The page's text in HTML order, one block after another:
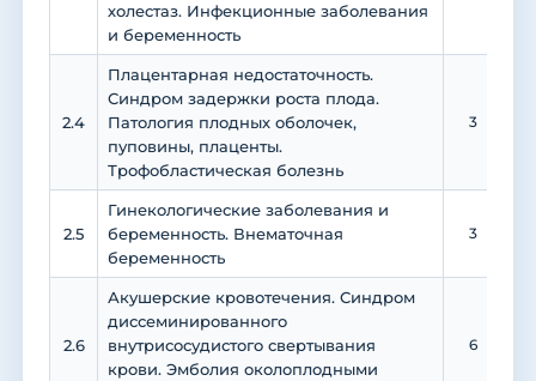
холестаз. Инфекционные заболевания
и беременность
2.4
Плацентарная недостаточность.
Синдром задержки роста плода.
Патология плодных оболочек,
пуповины, плаценты.
Трофобластическая болезнь
3
2.5
Гинекологические заболевания и
беременность. Внематочная
беременность
3
2.6
Акушерские кровотечения. Синдром
диссеминированного
внутрисосудистого свертывания
крови. Эмболия околоплодными
6